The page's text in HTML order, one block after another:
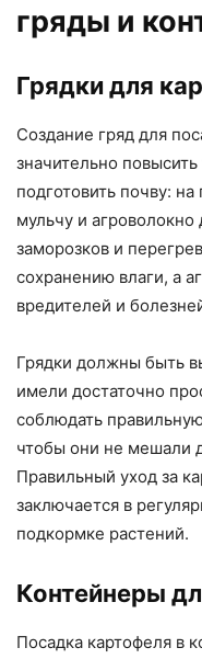
гряды и
Грядки для
Создание гряд для
значительно
подготовить почву:
мульчу и
заморозков и
сохранению влаги, а
вредителей и
Грядки должны быть
имели достаточно
соблюдать
чтобы они не мешали
Правильный уход за
заключается в
подкормке растений.
Контейнеры
Посадка картофеля в